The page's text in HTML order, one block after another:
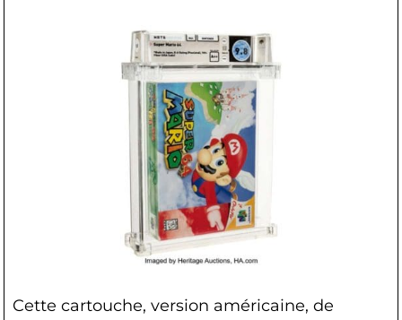
Cette cartouche, version américaine, de